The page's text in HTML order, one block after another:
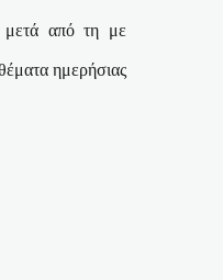
μετά από τη με
ημερήσιας